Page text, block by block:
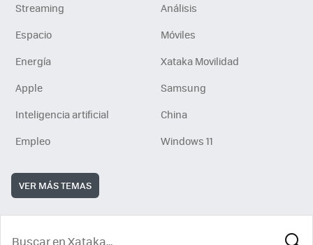
Streaming
Análisis
Espacio
Móviles
Energía
Xataka Movilidad
Apple
Samsung
Inteligencia artificial
China
Empleo
Windows 11
VER MÁS TEMAS